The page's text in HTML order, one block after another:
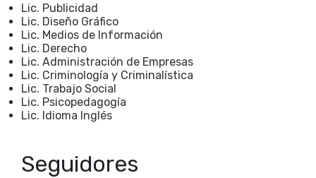
Lic. Publicidad
Lic. Diseño Gráfico
Lic. Medios de Información
Lic. Derecho
Lic. Administración de Empresas
Lic. Criminología y Criminalística
Lic. Trabajo Social
Lic. Psicopedagogía
Lic. Idioma Inglés
Seguidores